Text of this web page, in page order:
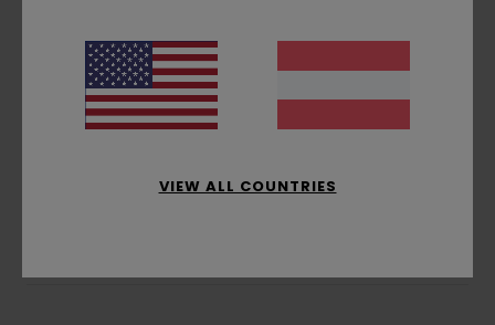
Ärmel:kurzärmlig
Logo:Druck auf Brust und Rücken auf
Wasserbasis
VIEW ALL COUNTRIES